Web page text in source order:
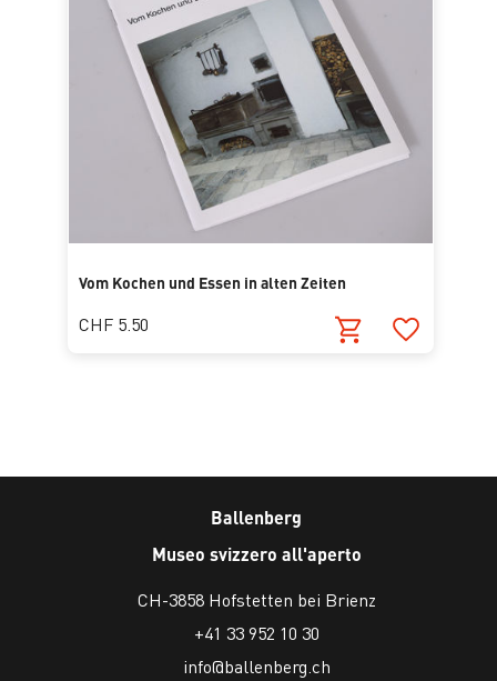
Vom Kochen und Essen in alten Zeiten
CHF 5.50
Ballenberg
Museo svizzero all'aperto
CH-3858 Hofstetten bei Brienz
+41 33 952 10 30
info@ballenberg.ch